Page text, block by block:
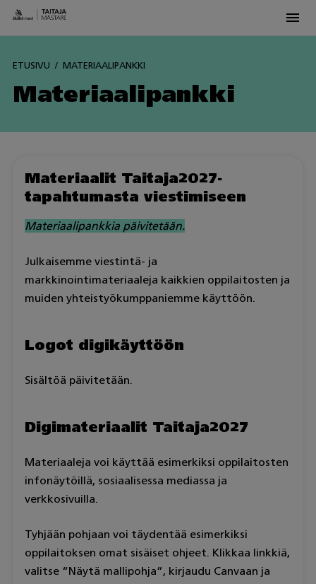
ETUSIVU MATERIAALIPANKKI
Materiaalipankki
Materiaalit Taitaja2027-
tapahtumasta viestimiseen
Materiaalipankkia päivitetään.
Julkaisemme viestintä- ja
markkinointimateriaaleja kaikkien oppilaitosten ja
muiden yhteistyökumppaniemme käyttöön.
Logot digikäyttöön
Sisältöä päivitetään.
Digimateriaalit Taitaja2027
Materiaaleja voi käyttää esimerkiksi oppilaitosten
infonäytöillä, sosiaalisessa mediassa ja
verkkosivuilla.
Tyhjään pohjaan voi täydentää esimerkiksi
oppilaitoksen omat sisäiset ohjeet. Klikkaa linkkiä,
valitse “Näytä mallipohja”, kirjaudu Canvaan ja